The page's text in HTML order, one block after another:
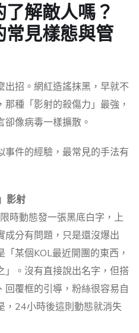
解敵人嗎？
常見樣態與管
出招。網紅造謠抹黑，早就不
種「影射的殺傷力」最強，
像病毒一樣擴散。
件的經驗，最常見的手法有
影射
時動態發一張黑底白字，上
成分有問題，只是還沒爆出
某個KOL最近開團的東西，
」。沒有直接說出名字，但搭
覆框的引導，粉絲很容易自
，24小時後這則動態就消失